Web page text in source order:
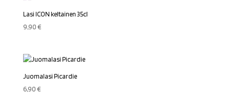
Lasi ICON keltainen 35cl
9,90€
Juomalasi Picardie
6,90€